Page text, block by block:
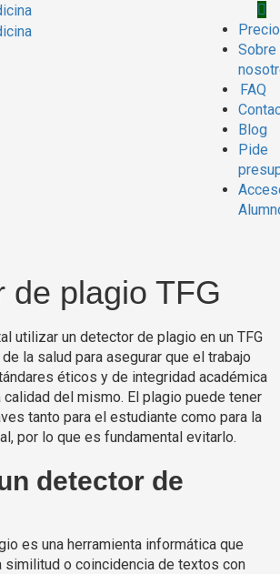
Precio
Sobre
FAQ
Blog
Pide
de plagio TFG
utilizar un detector de plagio en un TFG
la salud para asegurar que el trabajo
éticos y de integridad académica
calidad del mismo. El plagio puede tener
tanto para el estudiante como para la
por lo que es fundamental evitarlo.
detector de
es una herramienta informática que
similitud o coincidencia de textos con